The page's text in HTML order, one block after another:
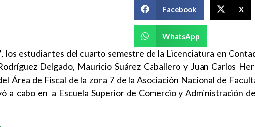
Facebook X
WhatsApp
los estudiantes del cuarto semestre de la Licenciatura en
Delgado, Mauricio Suárez Caballero y Juan Carlos
Área de Fiscal de la zona 7 de la Asociación Nacional de
a cabo en la Escuela Superior de Comercio y Administración